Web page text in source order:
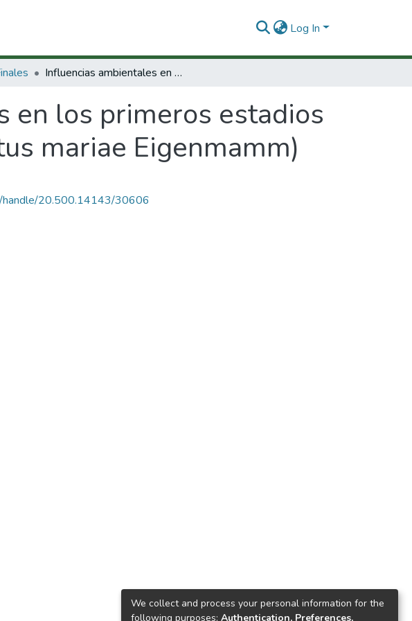
Log In
Influencias ambientales en los primeros estadios del bocachico (Prochilodus reticulatus mariae Eigenmamm)
en los primeros estadios
mariae Eigenmamm)
handle/20.500.14143/30606
We collect and process your personal information for the
following purposes: Authentication, Preferences,